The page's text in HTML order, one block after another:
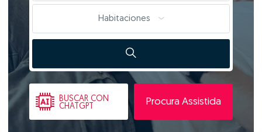
Habitaciones
BUSCAR CON
CHATGPT
Procura Assistida